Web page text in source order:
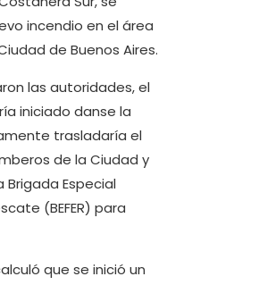
incendio en el área
de Buenos Aires.
las autoridades, el
iniciado danse la
trasladaría el
de la Ciudad y
Brigada Especial
(BEFER) para
que se inició un